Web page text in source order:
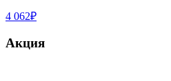
4 062₽
Акция